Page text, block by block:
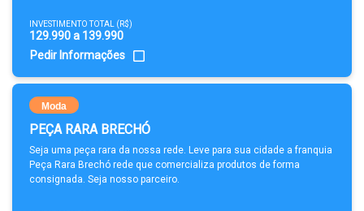
INVESTIMENTO TOTAL (R$)
129.990 a 139.990
Pedir Informações
Moda
PEÇA RARA BRECHÓ
Seja uma peça rara da nossa rede. Leve para sua cidade a franquia
Peça Rara Brechó rede que comercializa produtos de forma
consignada. Seja nosso parceiro.